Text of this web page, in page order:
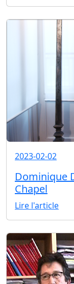
2023-02-02
Dominique
Chapel
Lire l'article